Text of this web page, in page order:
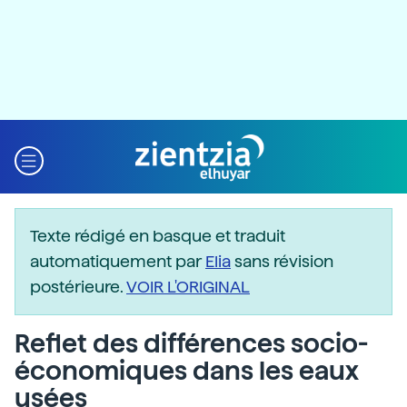
Texte rédigé en basque et traduit
automatiquement parEliasans révision
postérieure.VOIR L'ORIGINAL
Reflet des différences socio-
économiques dans les eaux
usées